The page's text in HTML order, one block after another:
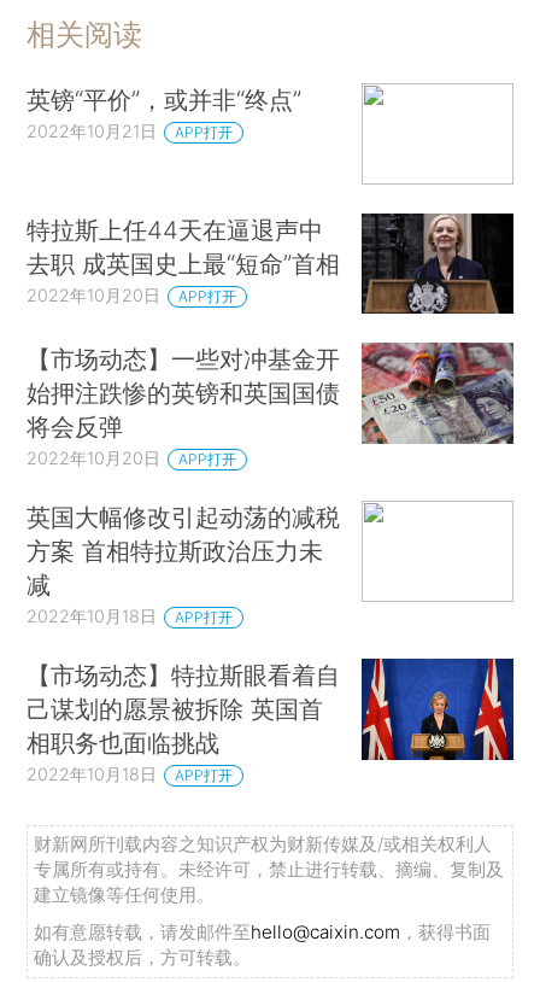
相关阅读
英镑“平价”，或并非“终点”
2022年10月21日 APP打开
特拉斯上任44天在逼退声中
去职 成英国史上最“短命”首相
2022年10月20日 APP打开
【市场动态】一些对冲基金开
始押注跌惨的英镑和英国国债
将会反弹
2022年10月20日 APP打开
英国大幅修改引起动荡的减税
方案 首相特拉斯政治压力未
减
2022年10月18日 APP打开
【市场动态】特拉斯眼看着自
己谋划的愿景被拆除 英国首
相职务也面临挑战
2022年10月18日 APP打开
财新网所刊载内容之知识产权为财新传媒及/或相关权利人
专属所有或持有。未经许可，禁止进行转载、摘编、复制及
建立镜像等任何使用。
如有意愿转载，请发邮件至hello@caixin.com ，获得书面
确认及授权后，方可转载。